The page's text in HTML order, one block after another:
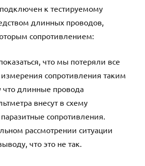
к тестируемому
длинных проводов,
сопротивлением:
что мы потеряли все
сопротивления таким
что длинные провода
внесут в схему
сопротивления.
рассмотрении ситуации
что это не так.